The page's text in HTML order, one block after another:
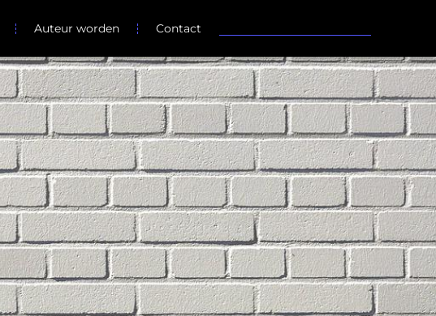
Auteur worden Contact